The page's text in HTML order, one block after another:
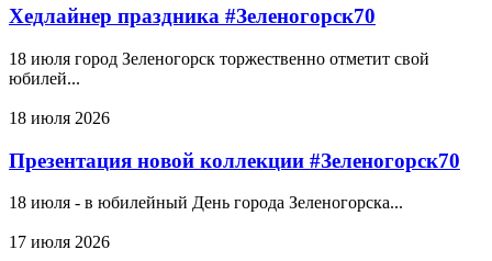
Хедлайнер праздника #Зеленогорск70
18 июля город Зеленогорск торжественно отметит свой
юбилей...
18 июля 2026
Презентация новой коллекции #Зеленогорск70
18 июля - в юбилейный День города Зеленогорска...
17 июля 2026